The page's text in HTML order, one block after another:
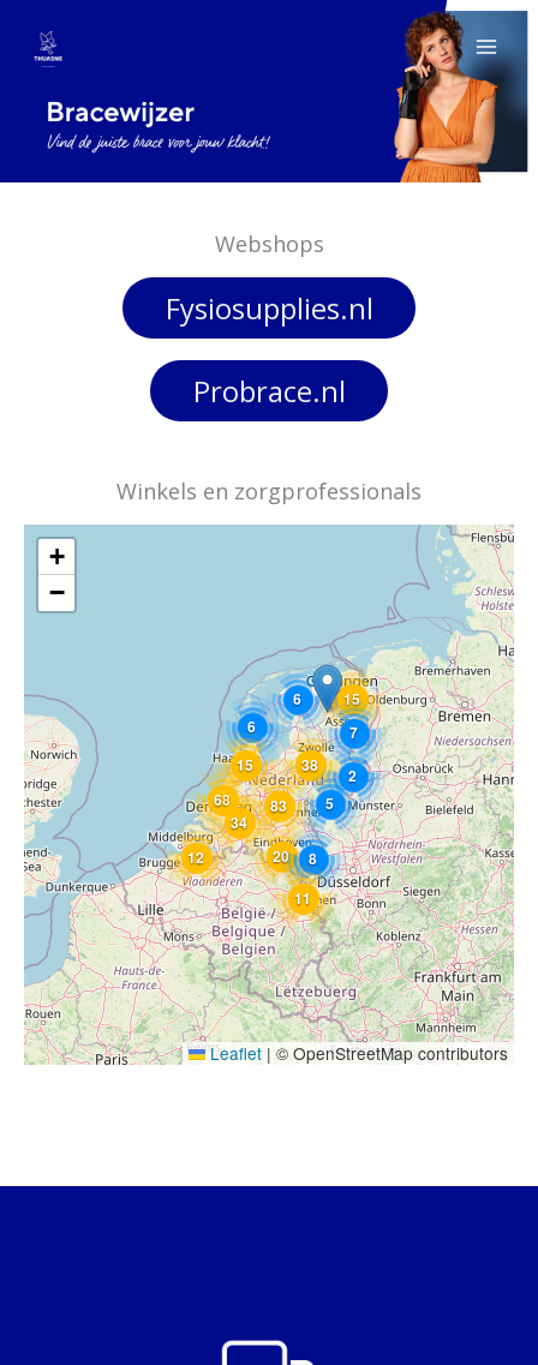
naar
inhoud
Webshops
Fysiosupplies.nl
Probrace.nl
Winkels en zorgprofessionals
12
11
6
6
2
7
15
15
8
5
20
38
68
34
83
+
−
Leaflet | © OpenStreetMap contributors